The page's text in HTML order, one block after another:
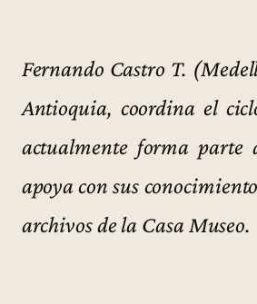
Fernando Castro T.
Antioquia, coordina el
actualmente forma parte
apoya con sus
archivos de la Casa Museo.